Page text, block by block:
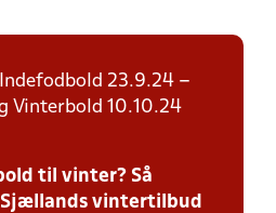
23.9.24 –
Vinterbold 10.10.24
til vinter? Så
vintertilbud